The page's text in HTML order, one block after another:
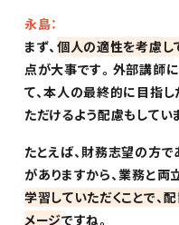
永島：
まず、 個人の適性を考慮し
点が大事です。外部講師
て、本人の最終的に目指
ただけるよう配慮もしてい
たとえば、財務志望の方で
がありますから、業務と両
学習していただくことで、
メージですね。